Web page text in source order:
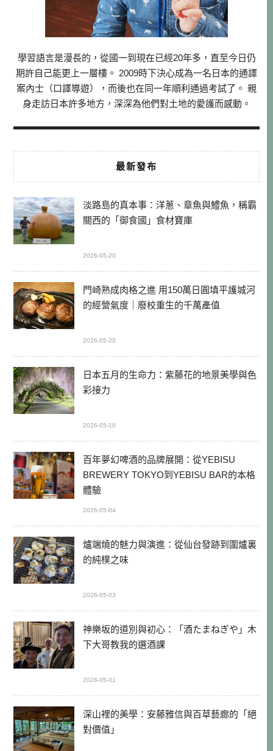
學習語言是漫長的，從國一到現在已經20年多，直至今日仍
期許自己能更上一層樓。 2009時下決心成為一名日本的通譯
案內士（口譯導遊），而後也在同一年順利通過考試了。 親
身走訪日本許多地方，深深為他們對土地的愛護而感動。
最新發布
淡路島的真本事：洋蔥、章魚與鱧魚，稱霸
關西的「御食國」食材寶庫
2026-05-20
門崎熟成肉格之進 用150萬日圓填平護城河
的經營氣度｜廢校重生的千萬產值
2026-05-20
日本五月的生命力：紫藤花的地景美學與色
彩接力
2026-05-10
百年夢幻啤酒的品牌展開：從YEBISU
BREWERY TOKYO到YEBISU BAR的本格
體驗
2026-05-04
爐端燒的魅力與演進：從仙台發跡到圍爐裏
的純樸之味
2026-05-03
神樂坂的道別與初心：「酒たまねぎや」木
下大哥教我的選酒課
2026-05-01
深山裡的美學：安藤雅信與百草藝廊的「絕
對價值」